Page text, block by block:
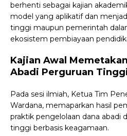
berhenti sebagai kajian
model yang aplikatif dan
tinggi maupun pemerintah
ekosistem pembiayaan
Kajian Awal
Abadi Perguruan
Pada sesi ilmiah, Ketua Tim
Wardana, memaparkan hasil
praktik pengelolaan dana abadi
tinggi berbasis keagamaan.